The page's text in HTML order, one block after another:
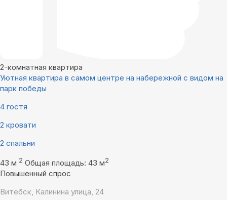
2-комнатная квартира
Уютная квартира в самом центре на набережной с видом на
парк победы
4 гостя
2 кровати
2 спальни
43 м 2 Общая площадь: 43 м2
Повышенный спрос
Витебск, Калинина улица, 24